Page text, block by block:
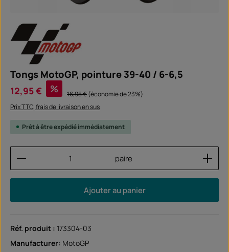
Tongs MotoGP, pointure 39-40 / 6-6,5
Prix de vente :
12,95 € % Prix régulier :
16,95 €(économie de 23%)
Prix TTC, frais de livraison en sus
Prêt à être expédié immédiatement
Quantité de produit : Entrez la quantité
paire
Ajouter au panier
Réf. produit : 173304-03
Manufacturer: MotoGP